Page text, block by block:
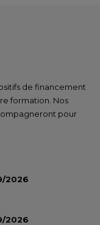
de financement
formation. Nos
pour
2026
2026